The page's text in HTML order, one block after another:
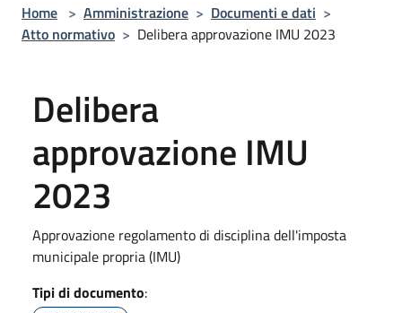
Home > Amministrazione > Documenti e dati >
Atto normativo > Delibera approvazione IMU 2023
Delibera
approvazione IMU
2023
Approvazione regolamento di disciplina dell'imposta
municipale propria (IMU)
Tipi di documento: